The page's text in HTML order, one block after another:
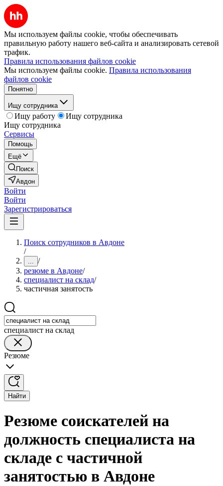
Мы используем файлы cookie, чтобы обеспечивать
правильную работу нашего веб-сайта и анализировать сетевой
трафик.
Правила использования файлов cookie
Мы используем файлы cookie. Правила использования
файлов cookie
Понятно
Ищу сотрудника
Ищу работу
Ищу сотрудника
Ищу сотрудника
Сервисы
Помощь
Ещё
Поиск
Авдон
Войти
Войти
Зарегистрироваться
Поиск сотрудников в Авдоне
/
... /
резюме в Авдоне/
специалист на склад/
частичная занятость
специалист на склад
Резюме
Найти
Резюме соискателей на
должность специалиста на
складе с частичной
занятостью в Авдоне